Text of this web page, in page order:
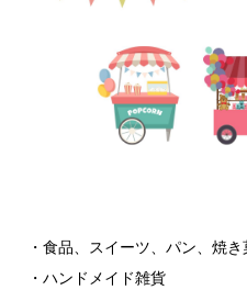
・食品、スイーツ、パン、焼
・ハンドメイド雑貨